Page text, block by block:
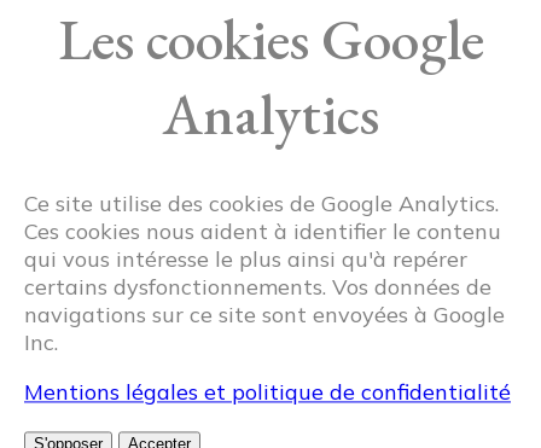
Articles similaires
Les cookies Google
Analytics
Ce site utilise des cookies de Google Analytics.
Ces cookies nous aident à identifier le contenu
qui vous intéresse le plus ainsi qu'à repérer
certains dysfonctionnements. Vos données de
navigations sur ce site sont envoyées à Google
Inc.
Mentions légales et politique de confidentialité